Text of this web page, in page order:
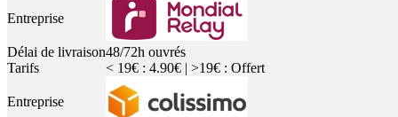
Entreprise
Délai de livraison48/72h ouvrés
Tarifs
< 19€ : 4.90€ | >19€ : Offert
Entreprise